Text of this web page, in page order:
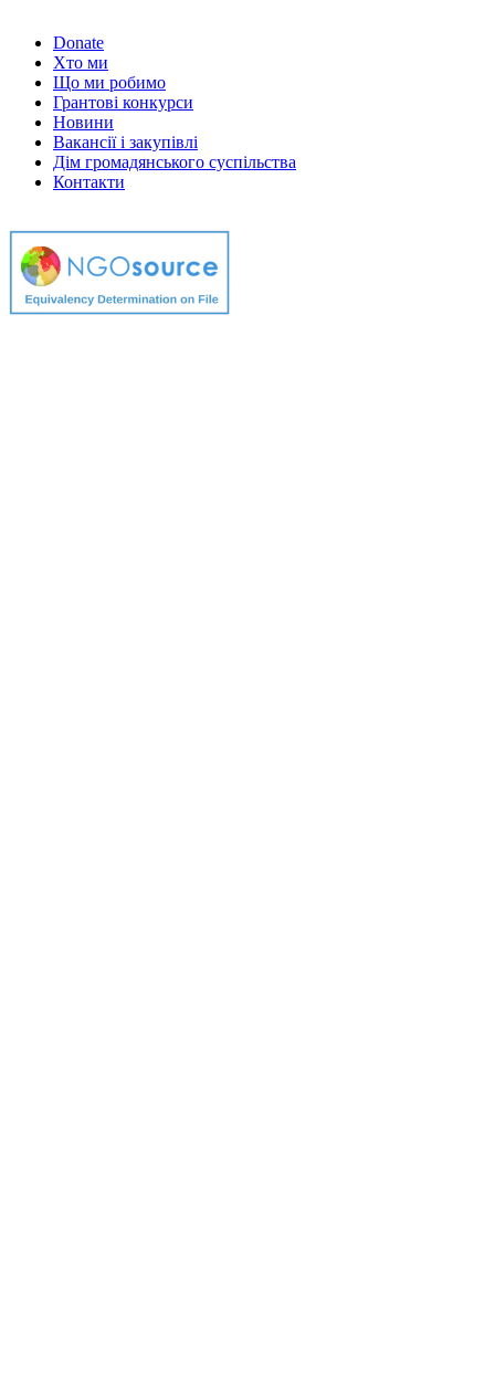
Donate
Хто ми
Що ми робимо
Грантові конкурси
Новини
Вакансії і закупівлі
Дім громадянського суспільства
Контакти